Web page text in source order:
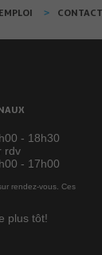
EMPLOI CONTACT
- 18h30
rdv
- 17h00
rendez-vous. Ces
plus tôt!